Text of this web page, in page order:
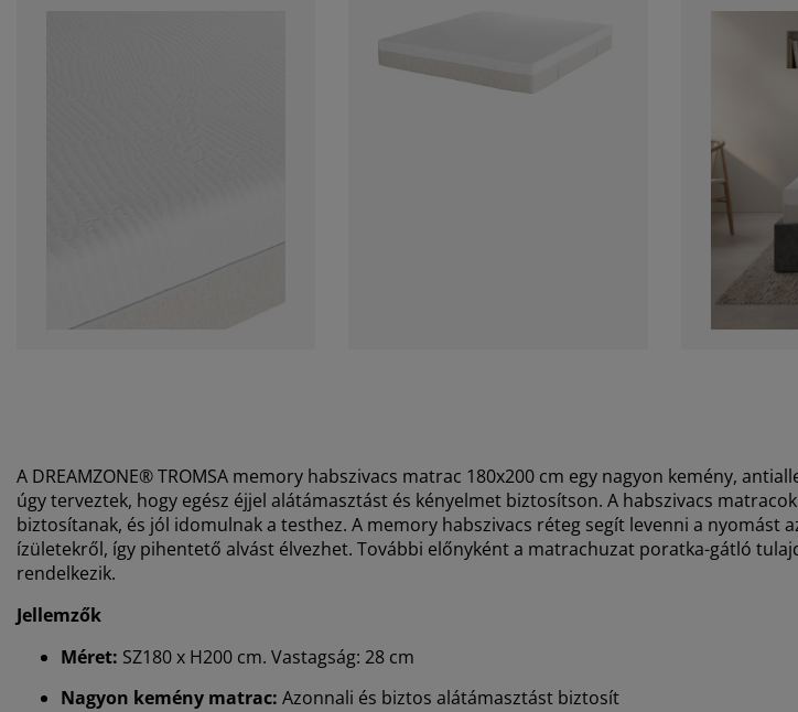
A DREAMZONE® TROMSA memory habszivacs matrac 180x200 cm egy nagyon kemény,
úgy terveztek, hogy egész éjjel alátámasztást és kényelmet biztosítson. A habszivacs
biztosítanak, és jól idomulnak a testhez. A memory habszivacs réteg segít levenni a nyomást
ízületekről, így pihentető alvást élvezhet. További előnyként a matrachuzat poratka-gátló
rendelkezik.
Jellemzők
Méret: SZ180 x H200 cm. Vastagság: 28 cm
Nagyon kemény matrac: Azonnali és biztos alátámasztást biztosít